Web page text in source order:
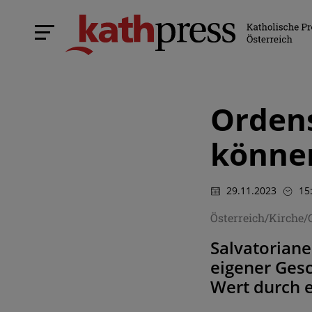
29.11.2023
Österreich/
eigener
Wert durch